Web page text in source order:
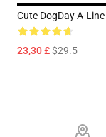
Cute DogDay A-Line
23,30 £$29.5